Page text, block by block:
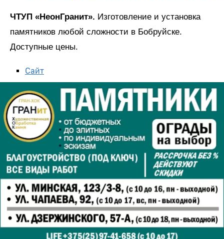
ЧТУП «НеонГранит». Изготовление и установка
памятников любой сложности в Бобруйске.
Доступные цены.
Сайт